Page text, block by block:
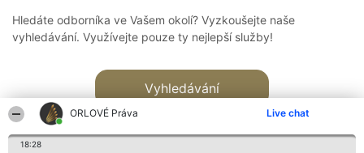
ORLOVÉ Práva Live chat
18:28
Hledáte odborníka ve Vašem okolí? Vyzkoušejte naše
vyhledávání. Využívejte pouze ty nejlepší služby!
Vyhledávání